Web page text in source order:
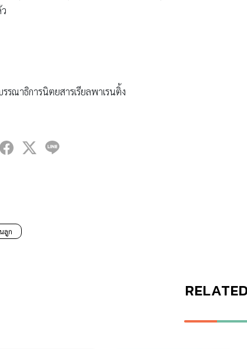
รณาธิการนิตยสารเรียลพาเรนติ้ง
ลูก
RELATED